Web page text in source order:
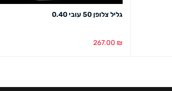
גליל צלופן 50 עובי 0.40
267.00 ₪